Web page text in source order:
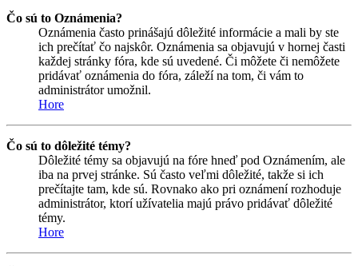
Čo sú to Oznámenia?
Oznámenia často prinášajú dôležité informácie a mali by ste
ich prečítať čo najskôr. Oznámenia sa objavujú v hornej časti
každej stránky fóra, kde sú uvedené. Či môžete či nemôžete
pridávať oznámenia do fóra, záleží na tom, či vám to
administrátor umožnil.
Hore
Čo sú to dôležité témy?
Dôležité témy sa objavujú na fóre hneď pod Oznámením, ale
iba na prvej stránke. Sú často veľmi dôležité, takže si ich
prečítajte tam, kde sú. Rovnako ako pri oznámení rozhoduje
administrátor, ktorí užívatelia majú právo pridávať dôležité
témy.
Hore